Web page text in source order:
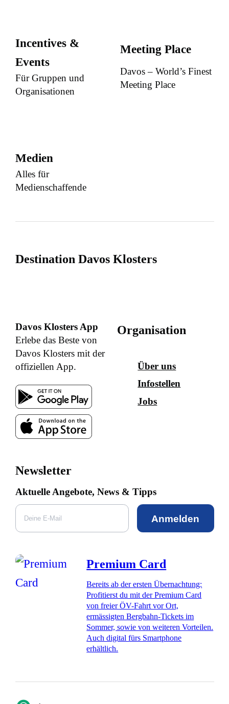
Incentives &
Events
Für Gruppen und
Organisationen
Meeting Place
Davos – World’s Finest
Meeting Place
Medien
Alles für
Medienschaffende
Destination Davos Klosters
Davos Klosters App
Erlebe das Beste von
Davos Klosters mit der
offiziellen App.
Organisation
Über uns
Infostellen
Jobs
Newsletter
Aktuelle Angebote, News & Tipps
Anmelden
Premium Card
Bereits ab der ersten Übernachtung:
Profitierst du mit der Premium Card
von freier ÖV-Fahrt vor Ort,
ermässigten Bergbahn-Tickets im
Sommer, sowie von weiteren Vorteilen.
Auch digital fürs Smartphone
erhältlich.